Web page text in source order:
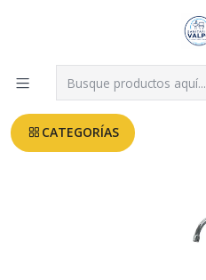
CATEGORÍAS
Despachos a todo Valparaíso,
Leer
Inicio
MUEBLE